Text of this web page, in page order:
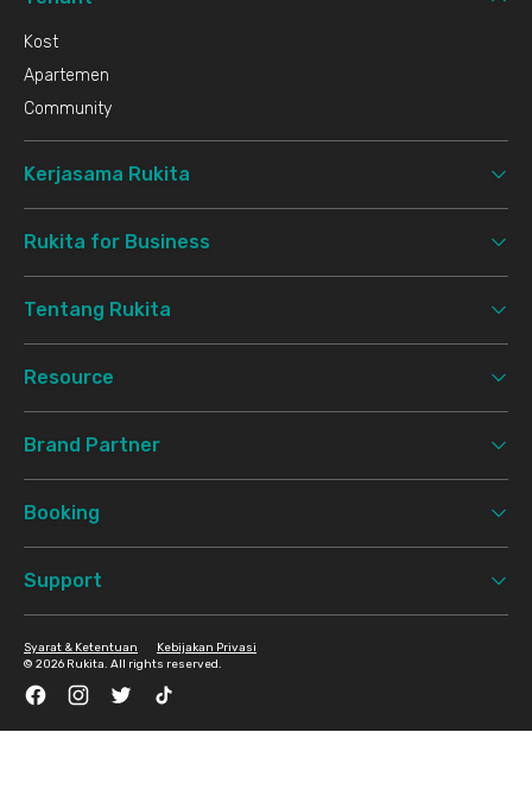
Kost
Apartemen
Community
Kerjasama Rukita
Rukita for Business
Tentang Rukita
Resource
Brand Partner
Booking
Support
© 2026 Rukita. All rights reserved.
Syarat & Ketentuan Kebijakan Privasi
FacebookInstagramTwitter TikTok